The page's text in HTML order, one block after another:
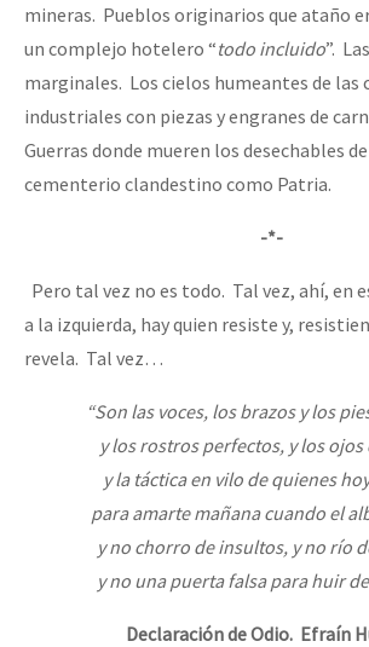
mineras. Pueblos originarios que ataño
un complejo hotelero “todo incluido”.
marginales. Los cielos humeantes de las
industriales con piezas y engranes de
Guerras donde mueren los desechables
cementerio clandestino como Patria.
-*-
Pero tal vez no es todo. Tal vez, ahí, en
a la izquierda, hay quien resiste y,
revela. Tal vez…
“Son las voces, los brazos y los
y los rostros perfectos, y los ojos
y la táctica en vilo de quienes
para amarte mañana cuando el
y no chorro de insultos, y no río
y no una puerta falsa para huir
Declaración de Odio. Efraín